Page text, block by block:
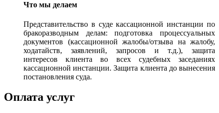
Что мы делаем
Представительство в суде кассационной инстанции по
бракоразводным делам: подготовка процессуальных
документов (кассационной жалобы/отзыва на жалобу,
ходатайств, заявлений, запросов и т.д.), защита
интересов клиента во всех судебных заседаниях
кассационной инстанции. Защита клиента до вынесения
постановления суда.
Оплата услуг